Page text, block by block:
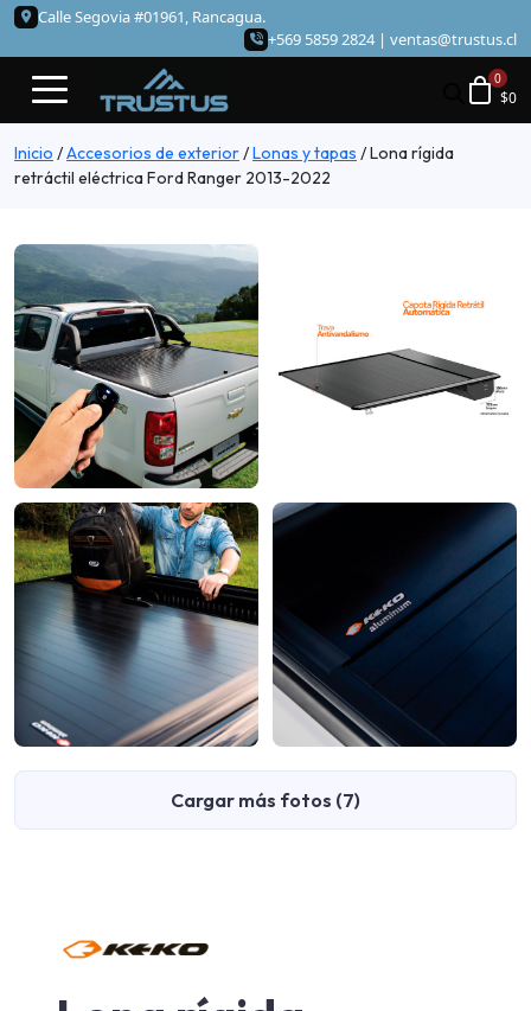
Calle Segovia #01961, Rancagua.
+569 5859 2824 | ventas@trustus.cl
$0
Inicio /Accesorios de exterior/Lonas y tapas /Lona rígida
retráctil eléctrica Ford Ranger 2013-2022
Cargar más fotos (7)